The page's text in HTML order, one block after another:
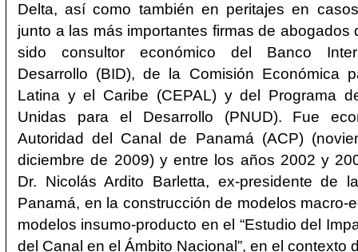
Delta, así como también en peritajes en
junto a las más importantes firmas de abogados
sido consultor económico del Banco
Desarrollo (BID), de la Comisión Económica
Latina y el Caribe (CEPAL) y del Programa
Unidas para el Desarrollo (PNUD). Fue
Autoridad del Canal de Panamá (ACP)
diciembre de 2009) y entre los años 2002 y
Dr. Nicolás Ardito Barletta, ex-presidente de
Panamá, en la construcción de modelos macro-
modelos insumo-producto en el “Estudio del
del Canal en el Ámbito Nacional”, en el contexto